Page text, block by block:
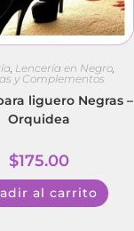
, Lencería en Negro,
y Complementos
liguero Negras –
Orquidea
$175.00
al carrito